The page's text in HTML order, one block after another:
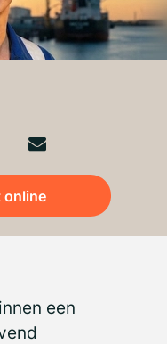
online
een